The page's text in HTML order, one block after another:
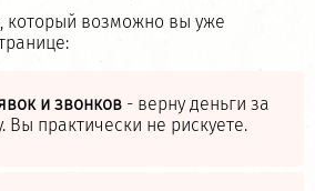
который возможно вы уже
и звонков - верну деньги за
Вы практически не рискуете.